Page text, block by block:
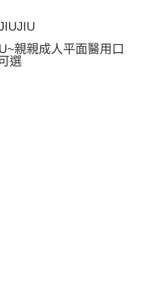
親親成人平面醫用口
選